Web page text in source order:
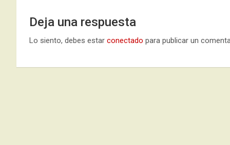
Deja una respuesta
Lo siento, debes estar conectado para publicar un